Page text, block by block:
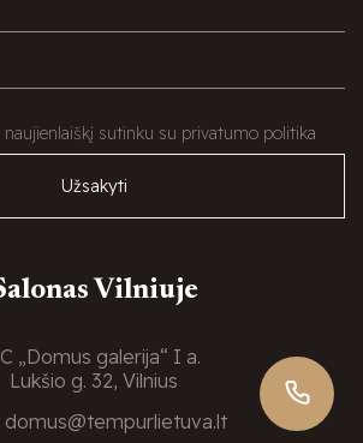
naujienlaiškį sutinku su privatumo politika
Užsakyti
Vilniuje
„Domus galerija“ I a.
Lukšio g. 32, Vilnius
domus@tempurlietuva.lt